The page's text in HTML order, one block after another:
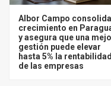
Albor Campo consolida
crecimiento en
y asegura que una
gestión puede elevar
hasta 5% la rentabilidad
de las empresas